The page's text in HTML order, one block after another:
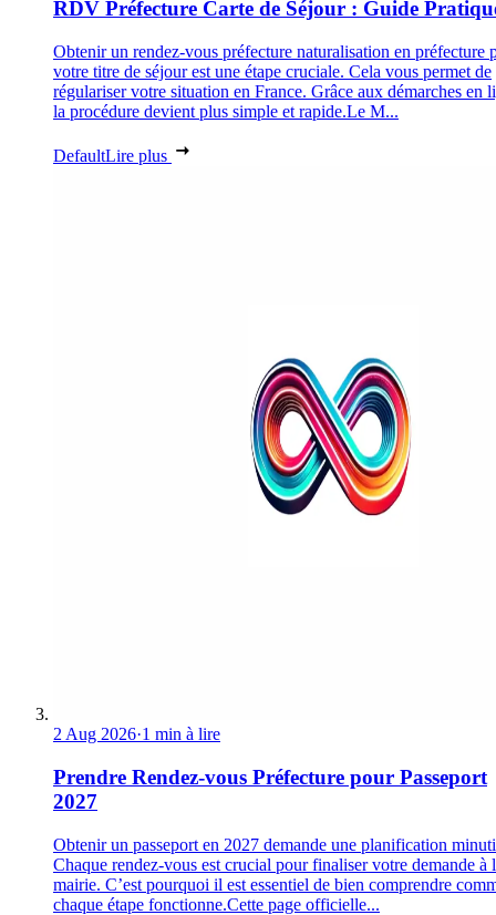
RDV Préfecture Carte de Séjour : Guide
Obtenir un rendez-vous préfecture naturalisation en préfecture
votre titre de séjour est une étape cruciale. Cela vous permet de
régulariser votre situation en France. Grâce aux démarches en
la procédure devient plus simple et rapide.Le M...
DefaultLire plus
2 Aug 2026·1 min à lire
Prendre Rendez-vous Préfecture pour Passeport
2027
Obtenir un passeport en 2027 demande une planification
Chaque rendez-vous est crucial pour finaliser votre demande à
mairie. C’est pourquoi il est essentiel de bien comprendre
chaque étape fonctionne.Cette page officielle...